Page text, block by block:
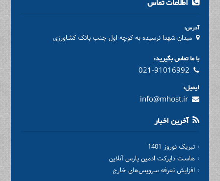
اطلاعات تماس
آدرس:
میدان شهدا نرسیده به کوچه اول جنب بانک کشاورزی
با ما تماس بگیرید:
021-91016992
ایمیل:
info@mhost.ir
آخرین اخبار
تبریک نوروز 1401
هاست دایرکت ادمین پارس آنلاین
افزایش تعرفه سرویس‌های خارج